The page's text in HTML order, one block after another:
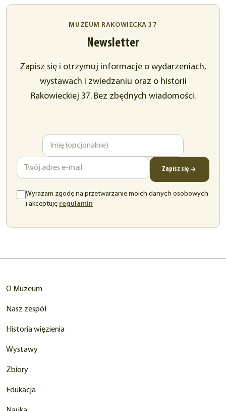
MUZEUM RAKOWIECKA 37
Newsletter
Zapisz się i otrzymuj informacje o wydarzeniach,
wystawach i zwiedzaniu oraz o historii
Rakowieckiej 37. Bez zbędnych wiadomości.
Zapisz się
Wyrażam zgodę na przetwarzanie moich danych osobowych
i akceptuję regulamin
O Muzeum
Nasz zespół
Historia więzienia
Wystawy
Zbiory
Edukacja